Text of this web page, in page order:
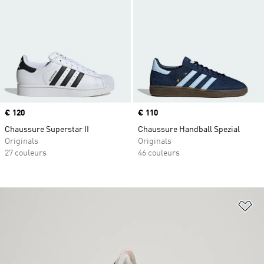
Prix
€ 120
Chaussure Superstar II
Originals
27 couleurs
Prix
€ 110
Chaussure Handball Spezial
Originals
46 couleurs